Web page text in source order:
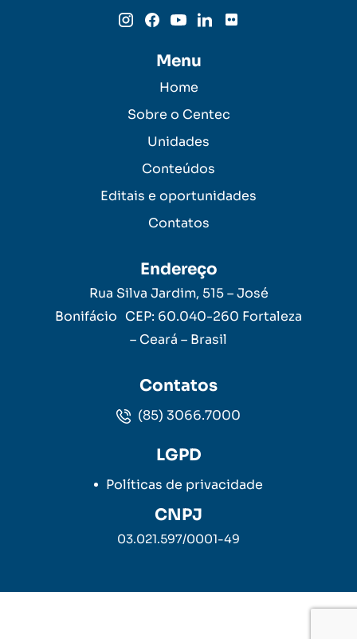
Menu
Home
Sobre o Centec
Unidades
Conteúdos
Editais e oportunidades
Contatos
Endereço
Rua Silva Jardim, 515 – José
Bonifácio CEP: 60.040-260 Fortaleza
– Ceará – Brasil
Contatos
(85) 3066.7000
LGPD
Políticas de privacidade
CNPJ
03.021.597/0001-49